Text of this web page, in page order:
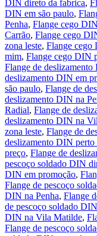
DIN direto da fabrica,
DIN em são paulo,
Penha, Flange cego
Carrão, Flange cego
zona leste, Flange cego
mim, Flange cego DIN
Flange de
deslizamento DIN em
são paulo, Flange de
deslizamento DIN na
Radial, Flange de
deslizamento DIN na
zona leste, Flange de
deslizamento DIN perto
preço, Flange de
pescoço soldado DIN
DIN em promoção,
Flange de pescoço
DIN na Penha, Flange
de pescoço soldado
DIN na Vila Matilde,
Flange de pescoço